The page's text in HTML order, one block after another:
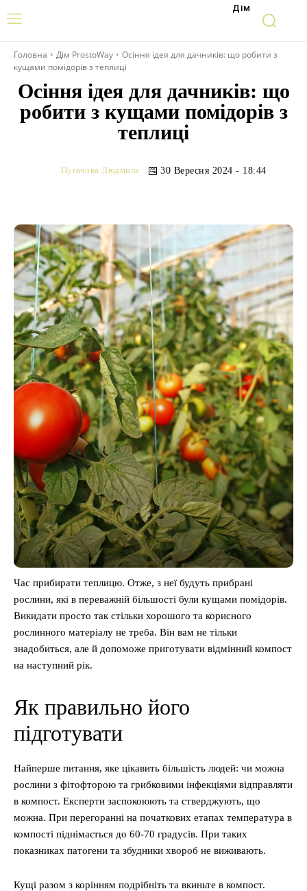
Дім
Головна Дім ProstoWay
Осіння ідея для дачників: що робити з
кущами помідорів з теплиці
Осіння ідея для дачників: що
робити з кущами помідорів з
теплиці
Пугачова Людмила 30 Вересня 2024 - 18:44
Час прибирати теплицю. Отже, з неї будуть прибрані
рослини, які в переважній більшості були кущами помідорів.
Викидати просто так стільки хорошого та корисного
рослинного матеріалу не треба. Він вам не тільки
знадобиться, але й допоможе приготувати відмінний компост
на наступний рік.
Як правильно його
підготувати
Найперше питання, яке цікавить більшість людей: чи можна
рослини з фітофторою та грибковими інфекціями відправляти
в компост. Експерти заспокоюють та стверджують, що
можна. При перегоранні на початкових етапах температура в
компості піднімається до 60-70 градусів. При таких
показниках патогени та збудники хвороб не виживають.
Кущі разом з корінням подрібніть та вкиньте в компост.